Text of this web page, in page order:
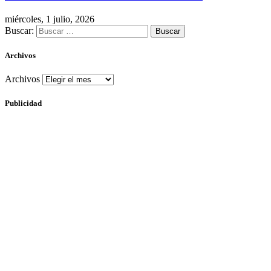
miércoles, 1 julio, 2026
Buscar:
Archivos
Archivos
Publicidad